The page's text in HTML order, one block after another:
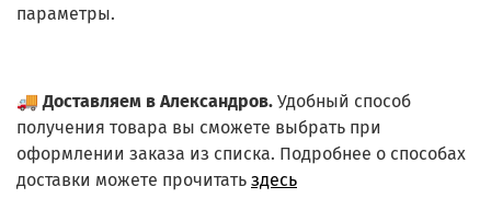
параметры.
🚚Доставляем в Александров. Удобный способ
получения товара вы сможете выбрать при
оформлении заказа из списка. Подробнее о способах
доставки можете прочитать здесь